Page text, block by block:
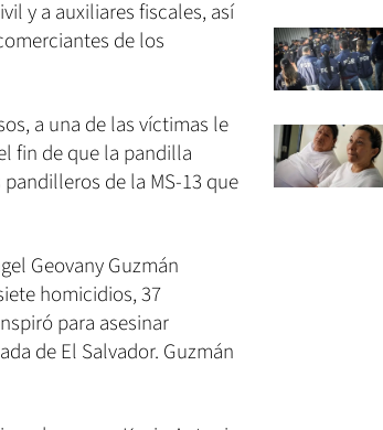
y a auxiliares fiscales, así
de los
a una de las víctimas le
fin de que la pandilla
de la MS-13 que
Geovany Guzmán
homicidios, 37
para asesinar
de El Salvador. Guzmán